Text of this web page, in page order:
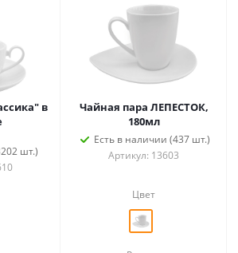
шт.)
Чайная пара ЛЕПЕСТОК,
180мл
Есть в наличии (437 шт.)
Артикул: 13603
Цвет